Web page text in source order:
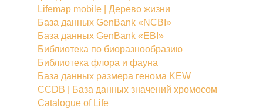
Lifemap mobile | Дерево жизни
База данных GenBank «NCBI»
База данных GenBank «EBI»
Библиотека по биоразнообразию
Библиотека флора и фауна
База данных размера генома KEW
CCDB | База данных значений хромосом
Catalogue of Life